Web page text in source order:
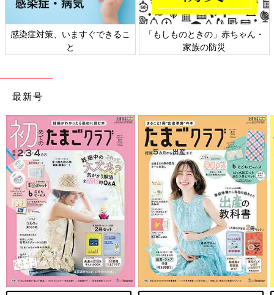
感染症対策、いますぐできるこ
と
「もしものときの」赤ちゃん・
家族の防災
最新号